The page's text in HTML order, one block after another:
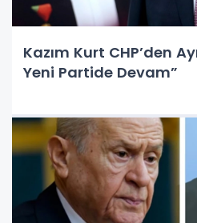
Kazım Kurt CHP’den
Yeni Partide Devam”